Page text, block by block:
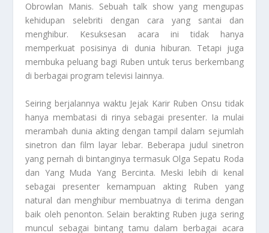
Obrowlan Manis. Sebuah talk show yang mengupas
kehidupan selebriti dengan cara yang santai dan
menghibur. Kesuksesan acara ini tidak hanya
memperkuat posisinya di dunia hiburan. Tetapi juga
membuka peluang bagi Ruben untuk terus berkembang
di berbagai program televisi lainnya.
Seiring berjalannya waktu Jejak Karir Ruben Onsu tidak
hanya membatasi di rinya sebagai presenter. Ia mulai
merambah dunia akting dengan tampil dalam sejumlah
sinetron dan film layar lebar. Beberapa judul sinetron
yang pernah di bintanginya termasuk Olga Sepatu Roda
dan Yang Muda Yang Bercinta. Meski lebih di kenal
sebagai presenter kemampuan akting Ruben yang
natural dan menghibur membuatnya di terima dengan
baik oleh penonton. Selain berakting Ruben juga sering
muncul sebagai bintang tamu dalam berbagai acara